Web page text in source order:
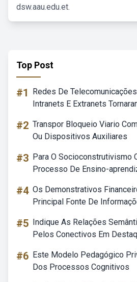
dsw.aau.edu.et.
Top Post
#1
Redes De
Intranets E Extranets
#2 Transpor Bloqueio Viario
Ou Dispositivos Auxiliares
#3 Para O Socioconstrutivismo
Processo De Ensino-
#4 Os Demonstrativos
Principal Fonte De
#5 Indique As Relações
Pelos Conectivos Em
#6 Este Modelo Pedagógico
Dos Processos Cognitivos